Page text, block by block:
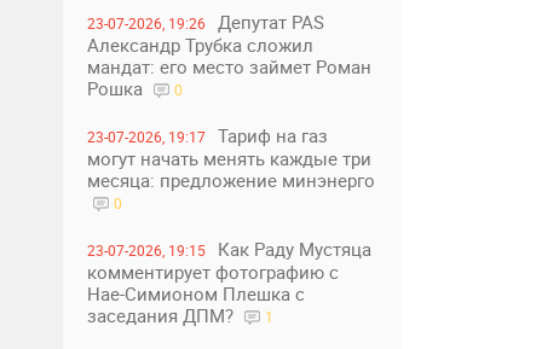
23-07-2026, 19:26
Депутат PAS
Александр Трубка сложил
мандат: его место займет Роман
Рошка
0
23-07-2026, 19:17
Тариф на газ
могут начать менять каждые три
месяца: предложение минэнерго
0
23-07-2026, 19:15
Как Раду Мустяца
комментирует фотографию с
Нае-Симионом Плешка с
заседания ДПМ?
1